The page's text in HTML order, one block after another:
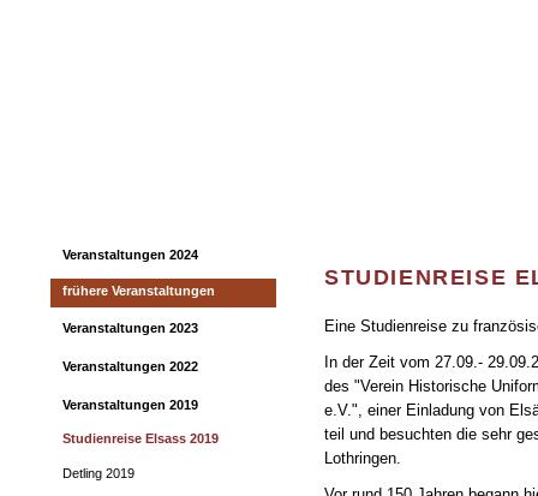
Veranstaltungen 2024
frühere Veranstaltungen
Veranstaltungen 2023
Veranstaltungen 2022
Veranstaltungen 2019
Studienreise Elsass 2019
Detling 2019
STUDIENREISE
Eine Studienreise zu
In der Zeit vom 27.09.-
des "Verein Historische
e.V.", einer Einladung von
teil und besuchten die sehr
Lothringen.